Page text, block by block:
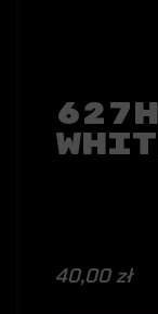
40,00 zł